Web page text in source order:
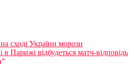
сході України морози
в Парижі відбудеться матч-відповідь